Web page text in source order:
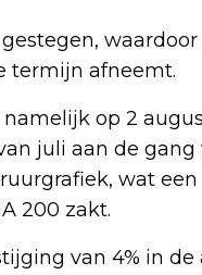
termijn afneemt.
op 2
juli aan de gang
wat een
200 zakt.
van 4% in